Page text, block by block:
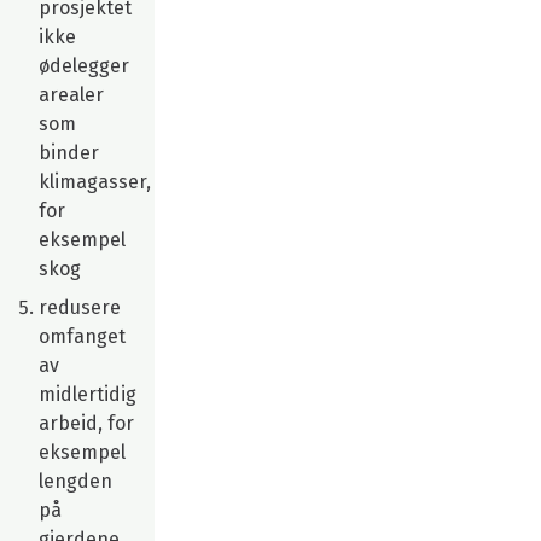
prosjektet
ikke
ødelegger
arealer
som
binder
klimagasser,
for
eksempel
skog
redusere
omfanget
av
midlertidig
arbeid, for
eksempel
lengden
på